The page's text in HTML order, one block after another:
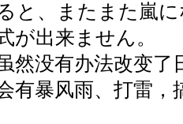
と、またまた嵐
が出来ません。
然没有办法改变了
有暴风雨、打雷，